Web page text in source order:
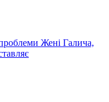
Жені Галича,